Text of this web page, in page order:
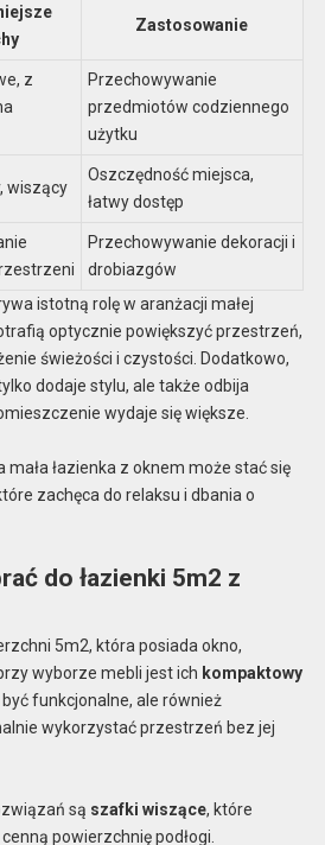
Zastosowanie
z
Przechowywanie
przedmiotów codziennego
użytku
wiszący
Oszczędność miejsca,
łatwy dostęp
Przechowywanie dekoracji i
drobiazgów
istotną rolę w aranżacji małej
optycznie powiększyć przestrzeń,
świeżości i czystości. Dodatkowo,
dodaje stylu, ale także odbija
wydaje się większe.
mała łazienka z oknem może stać się
zachęca do relaksu i dbania o
do łazienki 5m2 z
5m2, która posiada okno,
wyborze mebli jest ich kompaktowy
być funkcjonalne, ale również
wykorzystać przestrzeń bez jej
są szafki wiszące, które
powierzchnię podłogi.